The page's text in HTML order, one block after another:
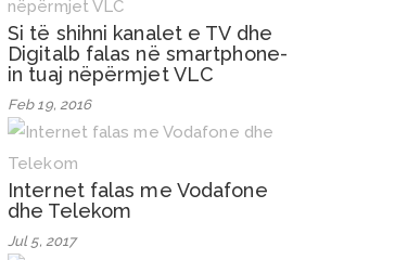
Si të shihni kanalet e TV dhe
Digitalb falas në smartphone-
in tuaj nëpërmjet VLC
Feb 19, 2016
Internet falas me Vodafone
dhe Telekom
Jul 5, 2017